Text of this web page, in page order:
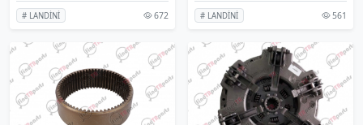
# LANDİNİ 672 # LANDİNİ 561